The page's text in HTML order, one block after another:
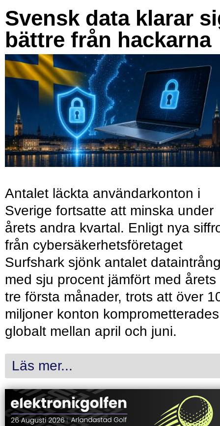
Svensk data klarar
bättre från hackarna
Antalet läckta användarkonton i
Sverige fortsatte att minska under
årets andra kvartal. Enligt nya
från cybersäkerhetsföretaget
Surfshark sjönk antalet
med sju procent jämfört med årets
tre första månader, trots att över
miljoner konton komprometterades
globalt mellan april och juni.
Läs mer...